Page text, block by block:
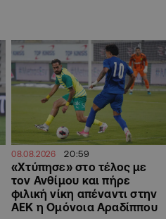
08.08.2026 20:59
«Χτύπησε» στο τέλος με
τον Ανθίμου και πήρε
φιλική νίκη απέναντι στην
ΑΕΚ η Ομόνοια Αραδίππου